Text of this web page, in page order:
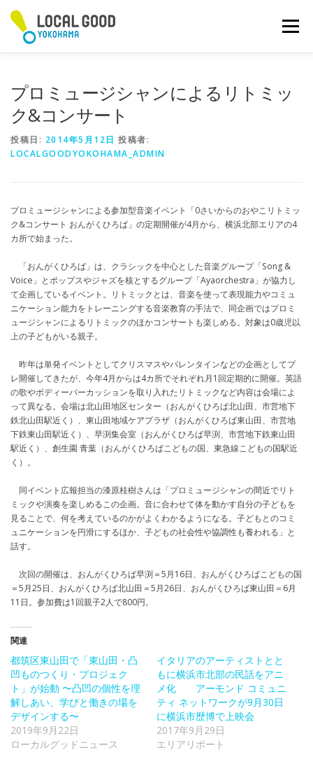
メニュー
プロミュージシャンによるリトミッ
ク&コンサート
投稿日: 2014年5月12日 投稿者:
LOCALGOODYOKOHAMA_ADMIN
プロミュージシャンによる参加型音楽イベント「0さいからのおやこリトミッ
ク&コンサート おんがくひろば」の定期開催が4月から、横浜北部エリアの4
カ所で始まった。
「おんがくひろば」は、クラシックを中心とした音楽グループ「Song &
Voice」とポップスやジャズを核とするグループ「Ayaorchestra」が協力し
て企画しているイベント。リトミックとは、音楽を使って表現能力やコミュ
ニケーション能力をトレーニングする音楽教育の手法で、同企画ではプロミ
ュージシャンによるリトミックのほかコンサートも楽しめる。対象は0歳児以
上の子どもがいる親子。
昨年は単発イベントとしてクリスマスやバレンタインなどの企画としてプ
レ開催してきたが、今年4月からは4カ所でそれぞれ月1回定期的に開催。英語
の歌やボディーパーカッションを取り入れたリトミックなど内容は会場によ
って異なる。会場は北山田地区センター（おんがくひろば北山田、市営地下
鉄北山田駅近く）、東山田地域ケアプラザ（おんがくひろば東山田、市営地
下鉄東山田駅近く）、早渕集会室（おんがくひろば早渕、市営地下鉄東山田
駅近く）、創生園 青葉（おんがくひろばこどもの国、東急線こどもの国駅近
く）。
同イベント広報担当の漆原桂樹さんは「プロミュージシャンの間近でリト
ミックや演奏を楽しめるこの企画。音に合わせて体を動かす自分の子どもを
見ることで、何を考えているのかがよくわかるようになる。子どもとのコミ
ュニケーションを円滑にするほか、子どもの社会性や協調性も養われる」と
話す。
次回の開催は、おんがくひろば早渕＝5月16日、おんがくひろばこどもの国
＝5月25日、おんがくひろば北山田＝5月26日、おんがくひろば東山田＝6月
11日。参加費は1回親子2人で800円。
関連
都筑区東山田で「東山田・凸
凹ものつくり・プロジェク
ト」が始動 〜凸凹の個性を理
解しあい、学びと働きの場を
デザインする〜
2019年9月22日
ローカルグッドニュース
イタリアのアーティストとと
もに横浜市北部の民話をアニ
メ化 アーモンド コミュニ
ティ ネットワークが9月30日
に横浜市歴博で上映会
2017年9月29日
エリアリポート